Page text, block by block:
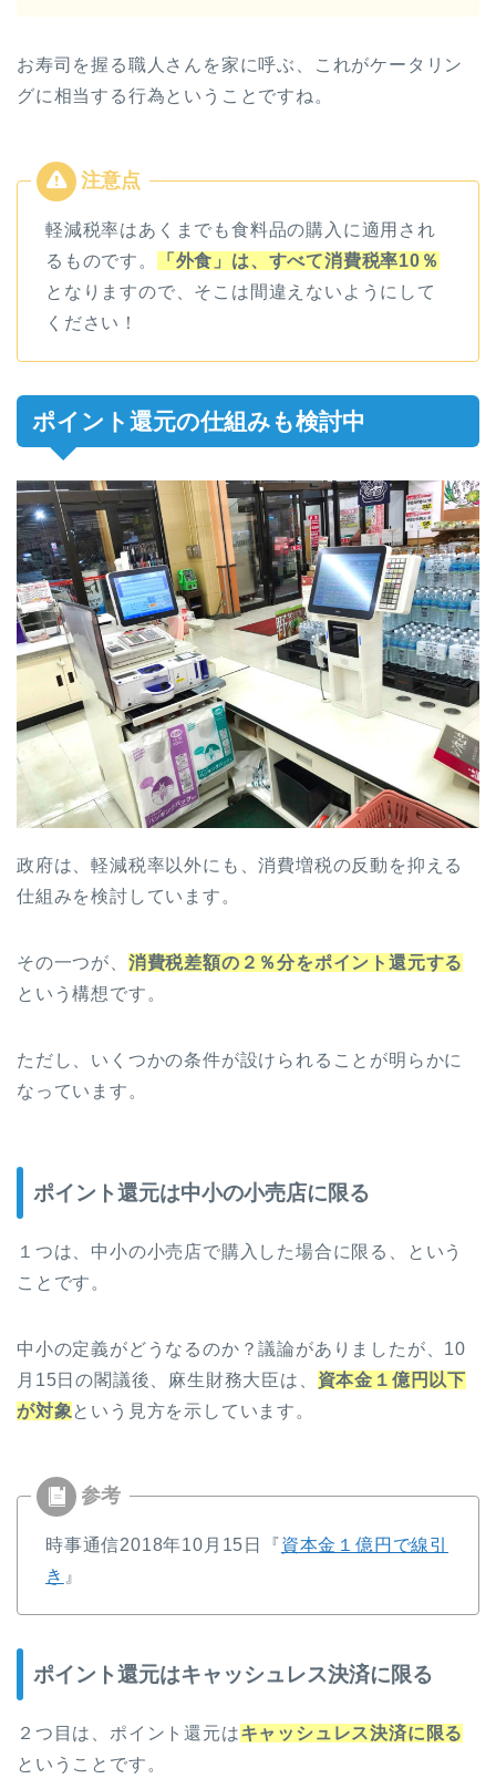
お寿司を握る職人さんを家に呼ぶ、これがケータリン
グに相当する行為ということですね。
軽減税率はあくまでも食料品の購入に適用され
るものです。
「外食」は、すべて消費税率10％
となりますので、そこは間違えないようにして
ください！
ポイント還元の仕組みも検討中
政府は、軽減税率以外にも、消費増税の反動を抑える
仕組みを検討しています。
その一つが、 消費税差額の２％分をポイント還元する
という構想です。
ただし、いくつかの条件が設けられることが明らかに
なっています。
ポイント還元は中小の小売店に限る
１つは、中小の小売店で購入した場合に限る、という
ことです。
中小の定義がどうなるのか？議論がありましたが、10
月15日の閣議後、麻生財務大臣は、 資本金１億円以下
が対象 という見方を示しています。
時事通信2018年10月15日『資本金１億円で線引
き 』
ポイント還元はキャッシュレス決済に限る
２つ目は、ポイント還元はキャッシュレス決済に限る
ということです。